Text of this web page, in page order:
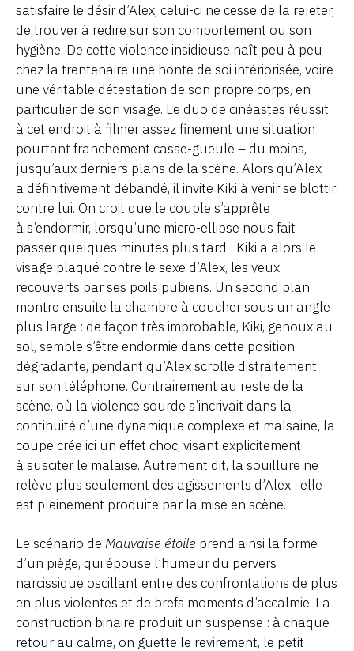
satisfaire le désir d’Alex, celui-ci ne cesse de la rejeter,
de trouver à redire sur son comportement ou son
hygiène. De cette violence insidieuse naît peu à peu
chez la trentenaire une honte de soi intériorisée, voire
une véritable détestation de son propre corps, en
particulier de son visage. Le duo de cinéastes réussit
à cet endroit à filmer assez finement une situation
pourtant franchement casse-gueule – du moins,
jusqu’aux derniers plans de la scène. Alors qu’Alex
a définitivement débandé, il invite Kiki à venir se blottir
contre lui. On croit que le couple s’apprête
à s’endormir, lorsqu’une micro-ellipse nous fait
passer quelques minutes plus tard : Kiki a alors le
visage plaqué contre le sexe d’Alex, les yeux
recouverts par ses poils pubiens. Un second plan
montre ensuite la chambre à coucher sous un angle
plus large : de façon très improbable, Kiki, genoux au
sol, semble s’être endormie dans cette position
dégradante, pendant qu’Alex scrolle distraitement
sur son téléphone. Contrairement au reste de la
scène, où la violence sourde s’incrivait dans la
continuité d’une dynamique complexe et malsaine, la
coupe crée ici un effet choc, visant explicitement
à susciter le malaise. Autrement dit, la souillure ne
relève plus seulement des agissements d’Alex : elle
est pleinement produite par la mise en scène.
Le scénario de Mauvaise étoile prend ainsi la forme
d’un piège, qui épouse l’humeur du pervers
narcissique oscillant entre des confrontations de plus
en plus violentes et de brefs moments d’accalmie. La
construction binaire produit un suspense : à chaque
retour au calme, on guette le revirement, le petit